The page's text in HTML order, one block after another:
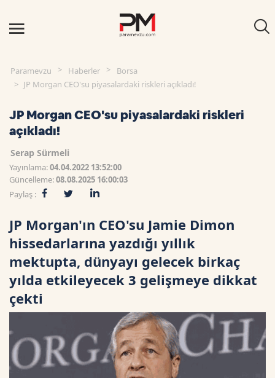
Paramevzu Haberler
Borsa
JP Morgan CEO'su piyasalardaki riskleri açıkladı!
JP Morgan CEO'su piyasalardaki riskleri
açıkladı!
Serap Sürmeli
Yayınlama:04.04.2022 13:52:00
Güncelleme:08.08.2025 16:00:03
Paylaş :
JP Morgan'ın CEO'su Jamie Dimon
hissedarlarına yazdığı yıllık
mektupta, dünyayı gelecek birkaç
yılda etkileyecek 3 gelişmeye dikkat
çekti